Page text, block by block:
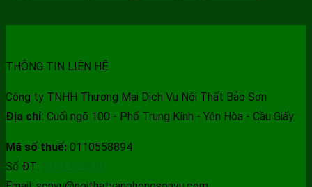
THÔNG TIN LIÊN HỆ
Công ty TNHH Thương Mại Dịch Vụ Nội Thất Bảo Sơn
Địa chỉ: Cuối ngõ 100 - Phố Trung Kính - Yên Hòa - Cầu Giấy
Mã số thuế: 0110558894
Số ĐT: